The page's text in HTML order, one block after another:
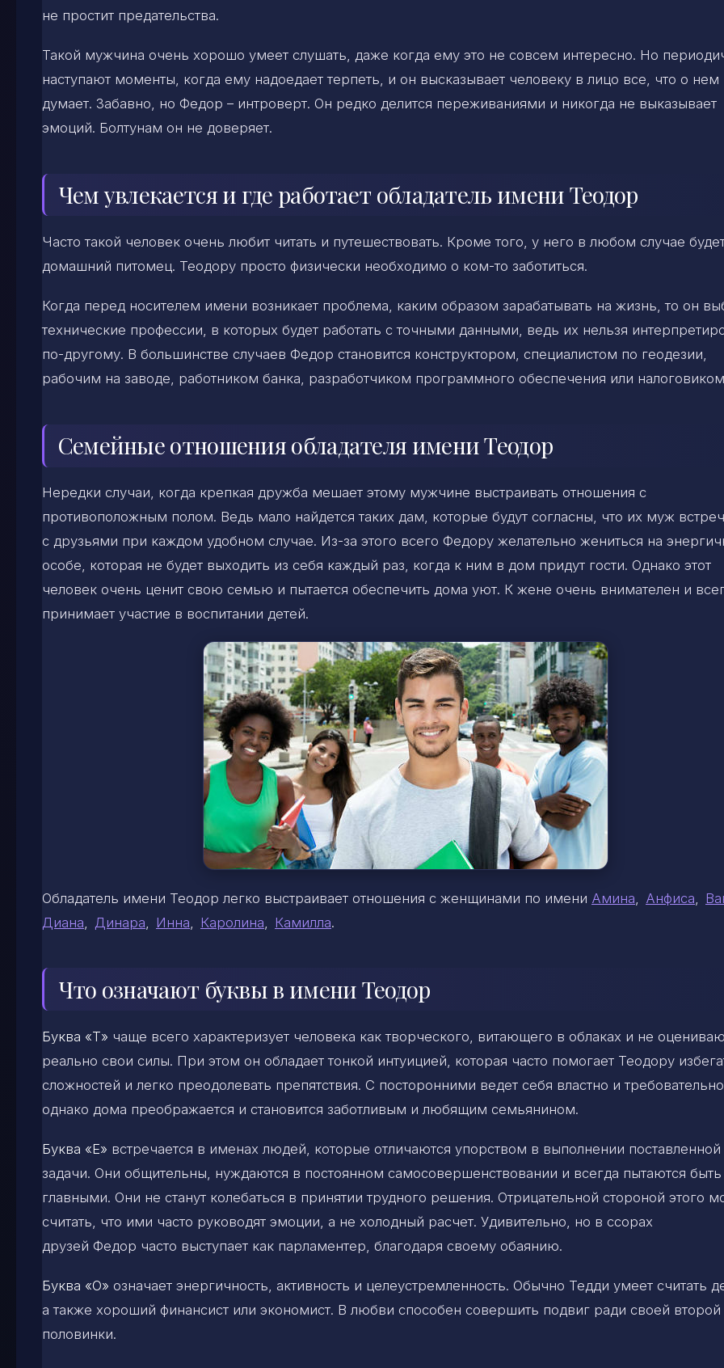
не простит предательства.
Такой мужчина очень хорошо умеет слушать, даже когда ему это не совсем интересно. Но
наступают моменты, когда ему надоедает терпеть, и он высказывает человеку в лицо все, что о нем
думает. Забавно, но Федор – интроверт. Он редко делится переживаниями и никогда не выказывает
эмоций. Болтунам он не доверяет.
Чем увлекается и где работает обладатель имени Теодор
Часто такой человек очень любит читать и путешествовать. Кроме того, у него в любом случае
домашний питомец. Теодору просто физически необходимо о ком-то заботиться.
Когда перед носителем имени возникает проблема, каким образом зарабатывать на жизнь, то он
технические профессии, в которых будет работать с точными данными, ведь их нельзя
по-другому. В большинстве случаев Федор становится конструктором, специалистом по геодезии,
рабочим на заводе, работником банка, разработчиком программного обеспечения или
Семейные отношения обладателя имени Теодор
Нередки случаи, когда крепкая дружба мешает этому мужчине выстраивать отношения с
противоположным полом. Ведь мало найдется таких дам, которые будут согласны, что их муж
с друзьями при каждом удобном случае. Из-за этого всего Федору желательно жениться на
особе, которая не будет выходить из себя каждый раз, когда к ним в дом придут гости. Однако этот
человек очень ценит свою семью и пытается обеспечить дома уют. К жене очень внимателен и
принимает участие в воспитании детей.
Обладатель имени Теодор легко выстраивает отношения с женщинами по имени Амина Анфиса
Диана
Динара Инна Каролина Камилла.
Что означают буквы в имени Теодор
Буква «Т» чаще всего характеризует человека как творческого, витающего в облаках и не
реально свои силы. При этом он обладает тонкой интуицией, которая часто помогает Теодору
сложностей и легко преодолевать препятствия. С посторонними ведет себя властно и требовательно,
однако дома преображается и становится заботливым и любящим семьянином.
Буква «Е» встречается в именах людей, которые отличаются упорством в выполнении поставленной
задачи. Они общительны, нуждаются в постоянном самосовершенствовании и всегда пытаются быть
главными. Они не станут колебаться в принятии трудного решения. Отрицательной стороной этого
считать, что ими часто руководят эмоции, а не холодный расчет. Удивительно, но в ссорах
друзей Федор часто выступает как парламентер, благодаря своему обаянию.
Буква «О» означает энергичность, активность и целеустремленность. Обычно Тедди умеет считать
а также хороший финансист или экономист. В любви способен совершить подвиг ради своей второй
половинки.